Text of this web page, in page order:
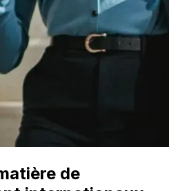
de